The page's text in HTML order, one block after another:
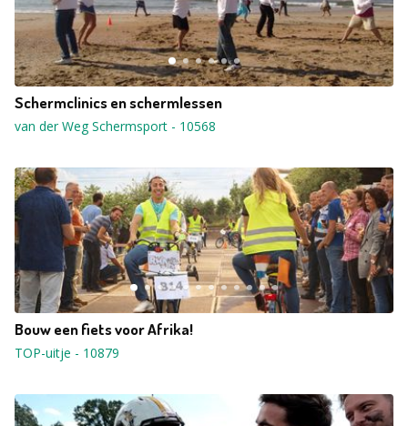
Schermclinics en schermlessen
van der Weg Schermsport - 10568
Bouw een fiets voor Afrika!
TOP-uitje - 10879